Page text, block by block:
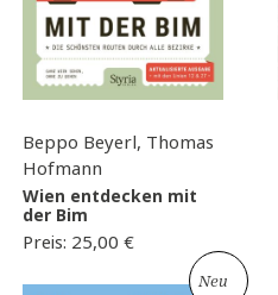
Beppo Beyerl, Thomas
Hofmann
Wien entdecken mit
der Bim
Preis: 25,00 €
Neu